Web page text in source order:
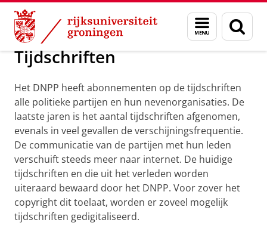
Skip
Content
Skip
Navigation
Menu
en
zoeken
Onderzoek Collecties
Tijdschriften
Het DNPP heeft abonnementen op de tijdschriften
alle politieke partijen en hun nevenorganisaties. De
laatste jaren is het aantal tijdschriften afgenomen,
evenals in veel gevallen de verschijningsfrequentie.
De communicatie van de partijen met hun leden
verschuift steeds meer naar internet. De huidige
tijdschriften en die uit het verleden worden
uiteraard bewaard door het DNPP. Voor zover het
copyright dit toelaat, worden er zoveel mogelijk
tijdschriften gedigitaliseerd.